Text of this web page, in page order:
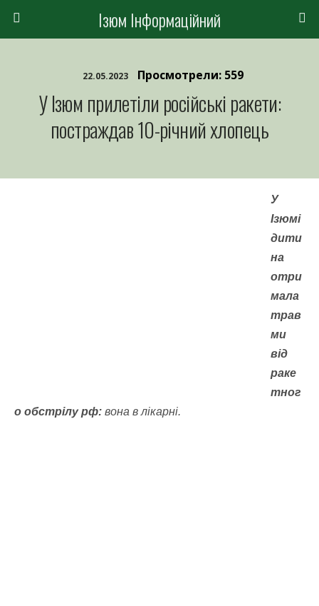
Ізюм Інформаційний
22.05.2023 Просмотрели: 559
У Ізюм прилетіли російські ракети:
постраждав 10-річний хлопець
У
Ізюмі
дити
на
отри
мала
трав
ми
від
раке
тног
о обстрілу рф: вона в лікарні.